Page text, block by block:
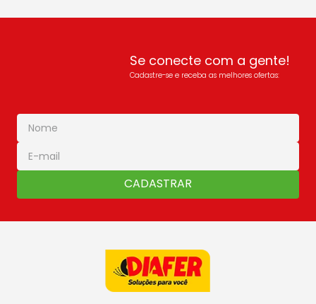
Se conecte com a gente!
Cadastre-se e receba as melhores ofertas:
CADASTRAR